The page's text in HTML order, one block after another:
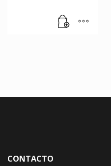
CONTACTO